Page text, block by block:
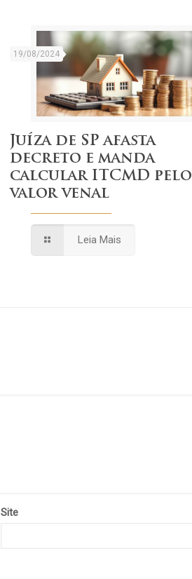
19/08/2024
Juíza de SP afasta
decreto e manda
calcular ITCMD pelo
valor venal
Leia Mais
Site